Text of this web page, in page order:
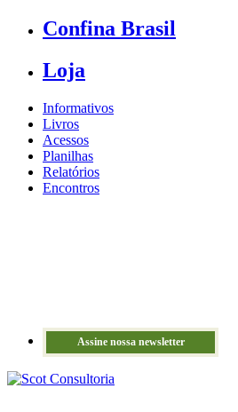
Confina Brasil
Loja
Informativos
Livros
Acessos
Planilhas
Relatórios
Encontros
Assine nossa newsletter